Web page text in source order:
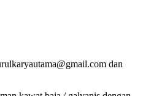
dan